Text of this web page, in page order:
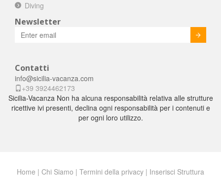
Diving
Newsletter
Contatti
info@sicilia-vacanza.com
+39 3924462173
Sicilia-Vacanza Non ha alcuna responsabilità relativa alle strutture
ricettive ivi presenti, declina ogni responsabilità per i contenuti e
per ogni loro utilizzo.
Home | Chi Siamo | Termini della privacy | Inserisci Struttura